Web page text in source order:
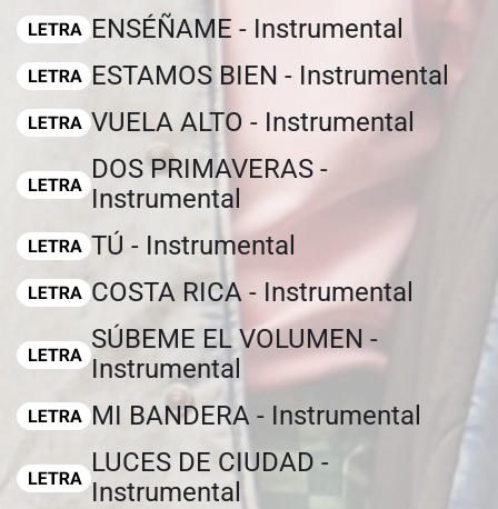
ENSÉÑAME - Instrumental
ESTAMOS BIEN - Instrumental
VUELA ALTO - Instrumental
DOS PRIMAVERAS -
Instrumental
TÚ - Instrumental
COSTA RICA - Instrumental
SÚBEME EL VOLUMEN -
Instrumental
MI BANDERA - Instrumental
LUCES DE CIUDAD -
Instrumental